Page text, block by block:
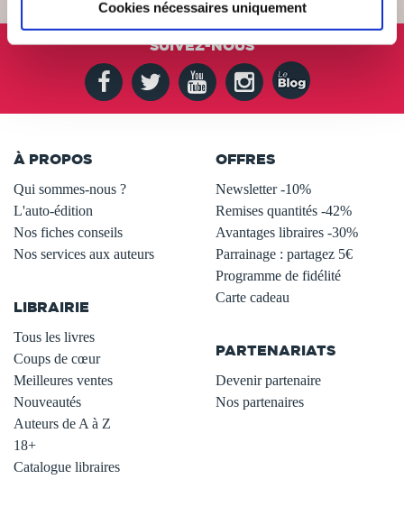
Cookies nécessaires uniquement
SUIVEZ-NOUS
À PROPOS
Qui sommes-nous ?
L'auto-édition
Nos fiches conseils
Nos services aux auteurs
LIBRAIRIE
Tous les livres
Coups de cœur
Meilleures ventes
Nouveautés
Auteurs de A à Z
18+
Catalogue libraires
OFFRES
Newsletter -10%
Remises quantités -42%
Avantages libraires -30%
Parrainage : partagez 5€
Programme de fidélité
Carte cadeau
PARTENARIATS
Devenir partenaire
Nos partenaires